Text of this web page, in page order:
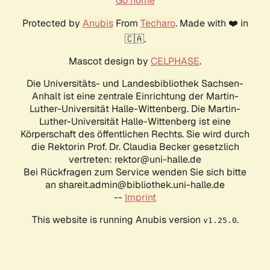
Protected by AnubisFrom Techaro. Made with ❤️ in
🇨🇦.
Mascot design by CELPHASE.
Die Universitäts- und Landesbibliothek Sachsen-
Anhalt ist eine zentrale Einrichtung der Martin-
Luther-Universität Halle-Wittenberg. Die Martin-
Luther-Universität Halle-Wittenberg ist eine
Körperschaft des öffentlichen Rechts. Sie wird durch
die Rektorin Prof. Dr. Claudia Becker gesetzlich
vertreten: rektor@uni-halle.de
Bei Rückfragen zum Service wenden Sie sich bitte
an shareit.admin@bibliothek.uni-halle.de
-- Imprint
This website is running Anubis version v1.25.0.